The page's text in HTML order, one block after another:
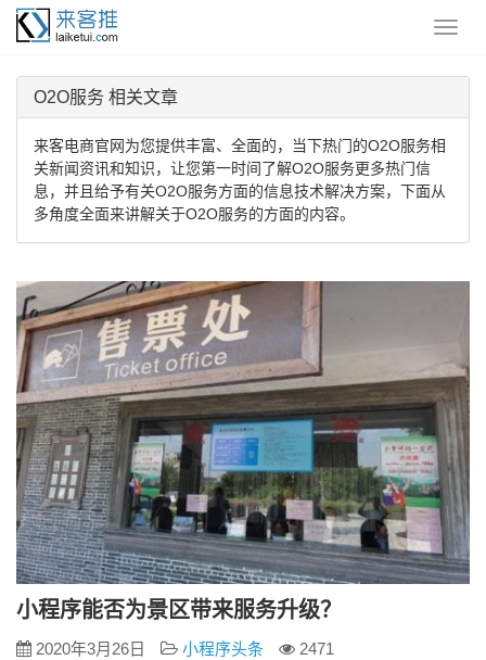
O2O服务 相关文章
来客电商官网为您提供丰富、全面的，当下热门的O2O服务相
关新闻资讯和知识，让您第一时间了解O2O服务更多热门信
息，并且给予有关O2O服务方面的信息技术解决方案，下面从
多角度全面来讲解关于O2O服务的方面的内容。
小程序能否为景区带来服务升级？
2020年3月26日 小程序头条
2471